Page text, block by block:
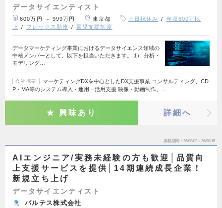
データサイエンティスト
600万円 ～ 999万円 東京都 土日祝休み
年収600万以
上
フレックス勤務 育児支援制度
データマーケティング事業におけるデータサイエンス領域の
中核メンバーとして、以下を担当いただきます。 1） 分析・
モデリング…
会社概要
マーケティングDXを中心としたDX支援事業 コンサルティング、CD
P・MA等のシステム導入・運用・活用支援 映像・動画制作、…
興味あり 詳細へ
掲載期間 26/08/03～26/08/16
AIエンジニア/実務未経験の方も歓迎│品質向
上支援サービスを提供│14期連続成長企業！
新規立ち上げ
データサイエンティスト
バルテス株式会社